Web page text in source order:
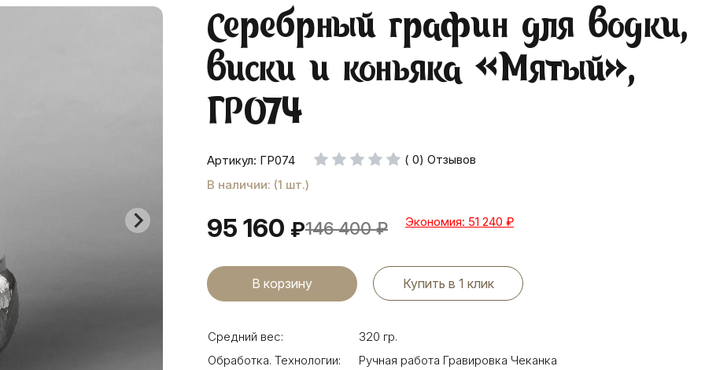
Серебрный графин для водки,
виски и коньяка «Мятый»,
ГР074
Артикул: ГР074
( 0) Отзывов
В наличии: (1 шт.)
95 160 ₽146 400 ₽ Экономия: 51 240 ₽
Купить в 1 клик
Средний вес:
320 гр.
Обработка. Технологии:
Ручная работа Гравировка Чеканка